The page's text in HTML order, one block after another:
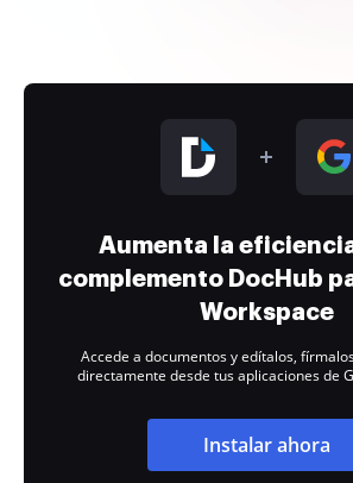
Aumenta la
complemento DocHub
Workspace
Accede a documentos y edítalos,
directamente desde tus aplicaciones de
Instalar ahora